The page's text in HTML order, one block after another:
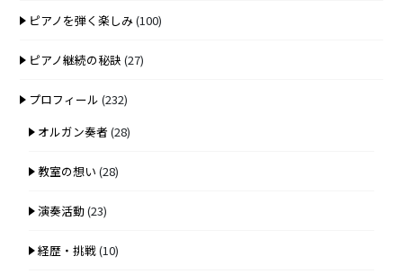
ピアノを弾く楽しみ(100)
ピアノ継続の秘訣 (27)
プロフィール (232)
オルガン奏者 (28)
教室の想い (28)
演奏活動(23)
経歴・挑戦(10)